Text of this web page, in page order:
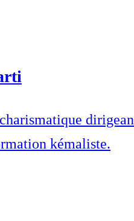
kémaliste.